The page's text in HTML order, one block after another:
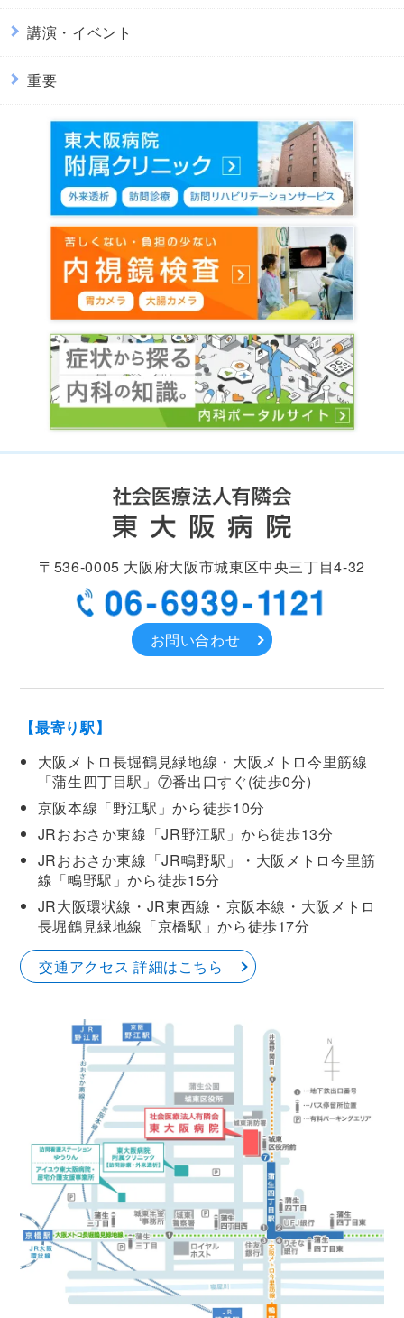
講演・イベント
重要
〒536-0005 大阪府大阪市城東区中央三丁目4-32
お問い合わせ
【最寄り駅】
大阪メトロ長堀鶴見緑地線・大阪メトロ今里筋線
「蒲生四丁目駅」⑦番出口すぐ(徒歩0分)
京阪本線「野江駅」から徒歩10分
JRおおさか東線「JR野江駅」から徒歩13分
JRおおさか東線「JR鴫野駅」・大阪メトロ今里筋
線「鴫野駅」から徒歩15分
JR大阪環状線・JR東西線・京阪本線・大阪メトロ
長堀鶴見緑地線「京橋駅」から徒歩17分
交通アクセス 詳細はこちら